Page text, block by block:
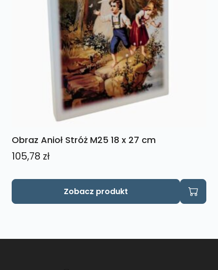
Obraz Anioł Stróż M25 18 x 27 cm
105,78 zł
Zobacz produkt